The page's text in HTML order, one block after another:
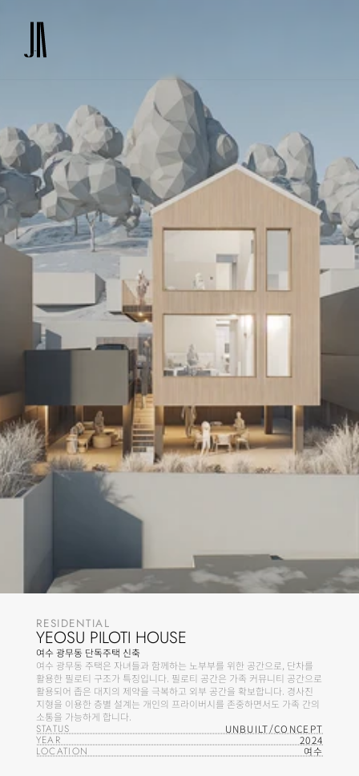
RESIDENTIAL
YEOSU PILOTI HOUSE
여수 광무동 단독주택 신축
여수 광무동 주택은 자녀들과 함께하는 노부부를 위한 공간으로, 단차를
활용한 필로티 구조가 특징입니다. 필로티 공간은 가족 커뮤니티 공간으로
활용되어 좁은 대지의 제약을 극복하고 외부 공간을 확보합니다. 경사진
지형을 이용한 층별 설계는 개인의 프라이버시를 존중하면서도 가족 간의
소통을 가능하게 합니다.
STATUS
UNBUILT/CONCEPT
YEAR
2024
LOCATION
여수